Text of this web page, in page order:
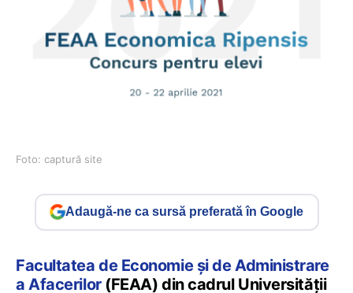
Foto: captură site
Adaugă-ne ca sursă preferată în Google
Facultatea de Economie și de Administrare
a Afacerilor(FEAA) din cadrul Universității